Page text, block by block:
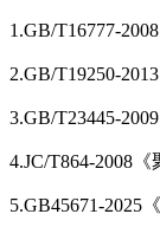
1.GB/T16777-
2.GB/T19250-
3.GB/T23445-
4.JC/T864-2008
5.GB45671-2025